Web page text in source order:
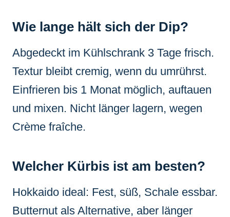
Wie lange hält sich der Dip?
Abgedeckt im Kühlschrank 3 Tage frisch.
Textur bleibt cremig, wenn du umrührst.
Einfrieren bis 1 Monat möglich, auftauen
und mixen. Nicht länger lagern, wegen
Crème fraîche.
Welcher Kürbis ist am besten?
Hokkaido ideal: Fest, süß, Schale essbar.
Butternut als Alternative, aber länger